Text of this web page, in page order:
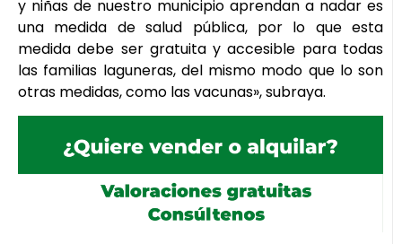
y niñas de nuestro municipio aprendan a nadar es
una medida de salud pública, por lo que esta
medida debe ser gratuita y accesible para todas
las familias laguneras, del mismo modo que lo son
otras medidas, como las vacunas», subraya.